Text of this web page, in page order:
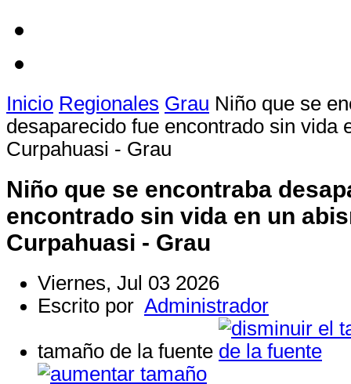
Inicio Regionales Grau Niño que se
desaparecido fue encontrado sin vida
Curpahuasi - Grau
Niño que se encontraba
encontrado sin vida en un
Curpahuasi - Grau
Viernes, Jul 03 2026
Escrito por Administrador
tamaño de la fuente